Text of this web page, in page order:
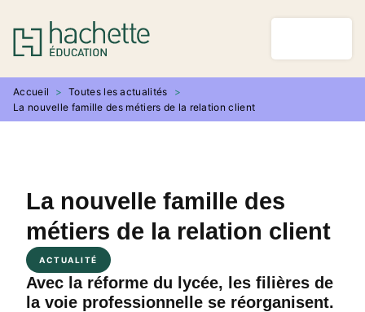
MENU RECHERCHE
PIED DE PAGE
Accueil > Toutes les actualités
>
La nouvelle famille des métiers de la relation client
La nouvelle famille des
métiers de la relation client
ACTUALITÉ
Avec la réforme du lycée, les filières de
la voie professionnelle se réorganisent.